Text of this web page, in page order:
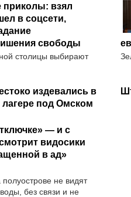
приколы: взял
в соцсети,
свободы
столицы выбирают
издевались в
под Омском
— и с
видосики
в ад»
не видят
без связи и не